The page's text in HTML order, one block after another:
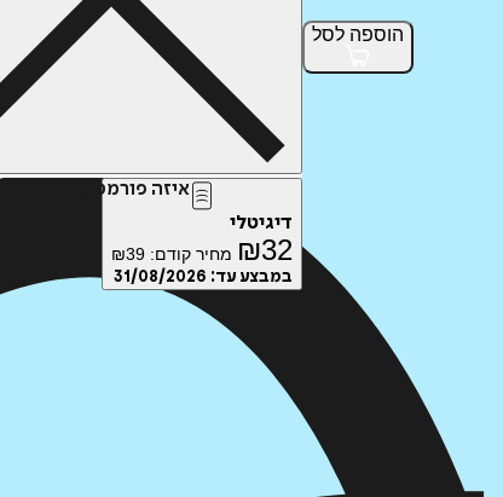
הוספה לסל
איזה פורמט בא לך?
דיגיטלי
₪32 מחיר קודם: ₪39
במבצע עד: 31/08/2026